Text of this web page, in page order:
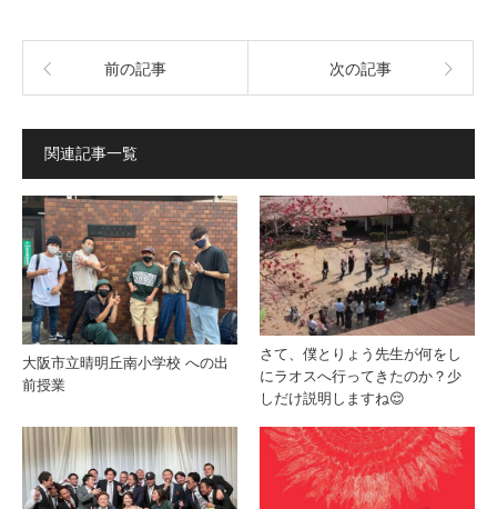
前の記事 次の記事
関連記事一覧
大阪市立晴明丘南小学校 への出
前授業
さて、僕とりょう先生が何をし
にラオスへ行ってきたのか？少
しだけ説明しますね😌